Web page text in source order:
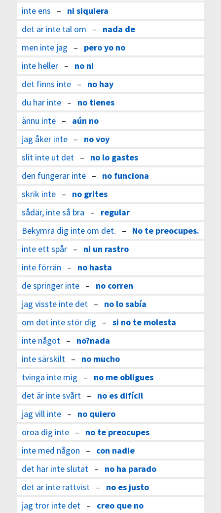
inte ens – ni siquiera
det är inte tal om – nada de
men inte jag – pero yo no
inte heller– no ni
det finns inte– no hay
du har inte– no tienes
ännu inte– aún no
jag åker inte– no voy
slit inte ut det– no lo gastes
den fungerar inte– no funciona
skrik inte– no grites
sådär, inte så bra – regular
Bekymra dig inte om det. – No te preocupes.
inte ett spår– ni un rastro
inte förrän – no hasta
de springer inte– no corren
jag visste inte det– no lo sabía
om det inte stör dig – si no te molesta
inte något– no?nada
inte särskilt– no mucho
tvinga inte mig – no me obligues
det är inte svårt– no es difícil
jag vill inte– no quiero
oroa dig inte– no te preocupes
inte med någon – con nadie
det har inte slutat– no ha parado
det är inte rättvist– no es justo
jag tror inte det– creo que no